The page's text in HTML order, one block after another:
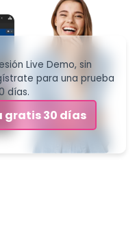
Live Demo, sin
para una prueba
días.
gratis 30 días